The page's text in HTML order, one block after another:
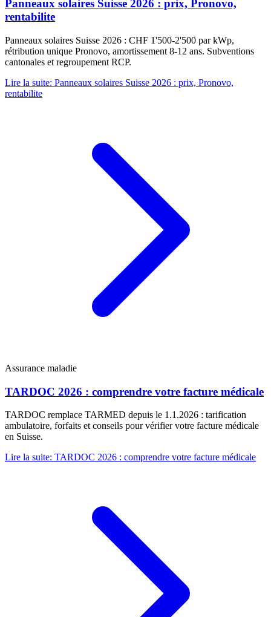
Panneaux solaires Suisse 2026 : prix, Pronovo,
rentabilite
Panneaux solaires Suisse 2026 : CHF 1'500-2'500 par kWp,
rétribution unique Pronovo, amortissement 8-12 ans. Subventions
cantonales et regroupement RCP.
Lire la suite: Panneaux solaires Suisse 2026 : prix, Pronovo,
rentabilite
Assurance maladie
TARDOC 2026 : comprendre votre facture médicale
TARDOC remplace TARMED depuis le 1.1.2026 : tarification
ambulatoire, forfaits et conseils pour vérifier votre facture médicale
en Suisse.
Lire la suite: TARDOC 2026 : comprendre votre facture médicale